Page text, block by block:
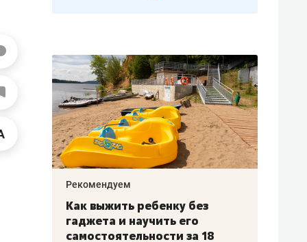
–
Рекомендуем
Как выжить ребенку без
гаджета и научить его
самостоятельности за 18